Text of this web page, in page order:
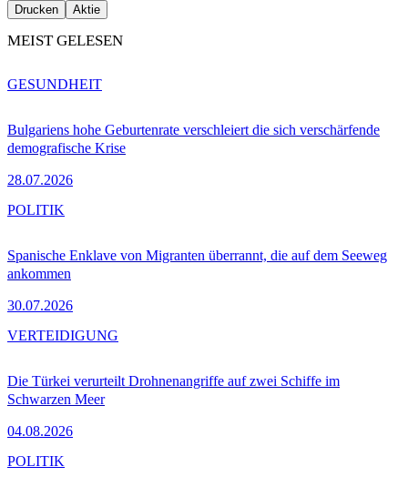
Drucken Aktie
MEIST GELESEN
Bulgariens hohe Geburtenrate verschleiert die sich verschärfende
demografische Krise
28.07.2026
GESUNDHEIT
Spanische Enklave von Migranten überrannt, die auf dem Seeweg
ankommen
30.07.2026
POLITIK
Die Türkei verurteilt Drohnenangriffe auf zwei Schiffe im
Schwarzen Meer
04.08.2026
VERTEIDIGUNG
POLITIK